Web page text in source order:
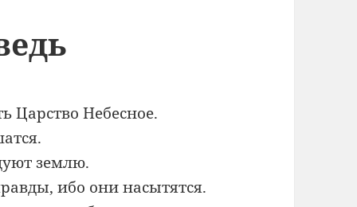
Царство Небесное.
землю.
ибо они насытятся.